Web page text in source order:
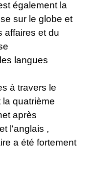
également la
sur le globe et
affaires et du
langues
à travers le
quatrième
après
l'anglais ,
a été fortement